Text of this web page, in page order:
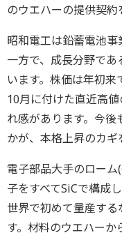
のウエハーの提供契約
昭和電工は鉛蓄電池
一方で、成長分野で
います。株価は年初
10月に付けた直近高
れ感があります。今
かが、本格上昇のカギ
電子部品大手のローム(
子をすべてSiCで構成
世界で初めて量産す
す。材料のウエハー